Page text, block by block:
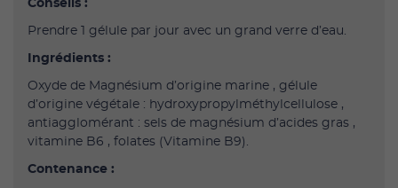
Conseils :
Prendre 1 gélule par jour avec un grand verre d’eau.
Ingrédients :
Oxyde de Magnésium d’origine marine , gélule
d’origine végétale : hydroxypropylméthylcellulose ,
antiagglomérant : sels de magnésium d’acides gras ,
vitamine B6 , folates (Vitamine B9).
Contenance :